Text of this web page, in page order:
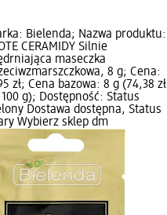
Bielenda; Nazwa produktu:
CERAMIDY Silnie
maseczka
8 g; Cena:
zł; Cena bazowa: 8 g (74,38 zł
g); Dostępność: Status
Dostawa dostępna, Status
Wybierz sklep dm